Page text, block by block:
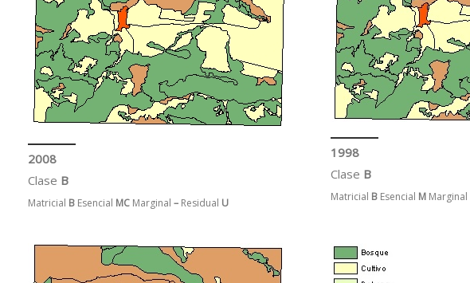
2008
Clase B
Matricial B Esencial MC Marginal – Residual U
1998
Clase B
Matricial B Esencial M Marginal